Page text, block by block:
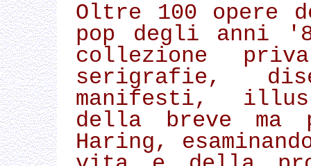
Oltre 100 opere
pop degli anni
collezione
serigrafie,
manifesti,
della breve
Haring,